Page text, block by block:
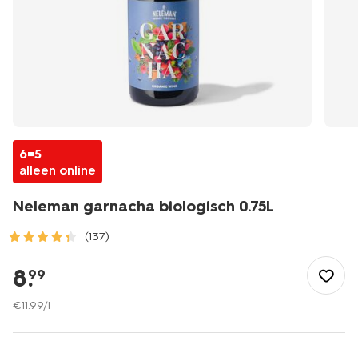
6=5
alleen online
Neleman garnacha biologisch 0.75L
(137)
drinken/wijn/rode-
wijn/neleman-
garnacha-
0.75l-
8.
99
€11.99/l